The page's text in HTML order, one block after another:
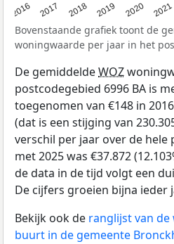
2016 2017 2018 2019 2020 2021
Bovenstaande grafiek toont de
woningwaarde per jaar in het
De gemiddeldeWOZ
postcodegebied 6996 BA is
toegenomen van €148 in
(dat is een stijging van
verschil per jaar over de hele
met 2025 was €37.872
de data in de tijd volgt een
De cijfers groeien bijna ieder
Bekijk ook de ranglijst van
buurt in de gemeente